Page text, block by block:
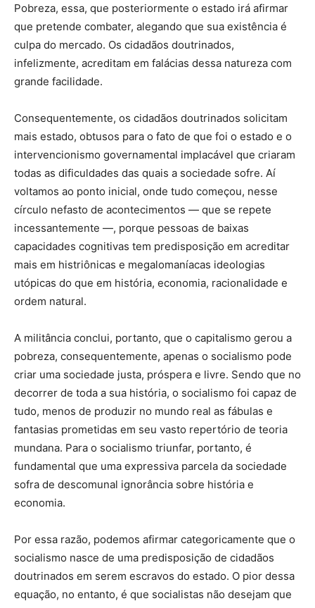
Pobreza, essa, que posteriormente o estado irá afirmar
que pretende combater, alegando que sua existência é
culpa do mercado. Os cidadãos doutrinados,
infelizmente, acreditam em falácias dessa natureza com
grande facilidade.
Consequentemente, os cidadãos doutrinados solicitam
mais estado, obtusos para o fato de que foi o estado e o
intervencionismo governamental implacável que criaram
todas as dificuldades das quais a sociedade sofre. Aí
voltamos ao ponto inicial, onde tudo começou, nesse
círculo nefasto de acontecimentos — que se repete
incessantemente —, porque pessoas de baixas
capacidades cognitivas tem predisposição em acreditar
mais em histriônicas e megalomaníacas ideologias
utópicas do que em história, economia, racionalidade e
ordem natural.
A militância conclui, portanto, que o capitalismo gerou a
pobreza, consequentemente, apenas o socialismo pode
criar uma sociedade justa, próspera e livre. Sendo que no
decorrer de toda a sua história, o socialismo foi capaz de
tudo, menos de produzir no mundo real as fábulas e
fantasias prometidas em seu vasto repertório de teoria
mundana. Para o socialismo triunfar, portanto, é
fundamental que uma expressiva parcela da sociedade
sofra de descomunal ignorância sobre história e
economia.
Por essa razão, podemos afirmar categoricamente que o
socialismo nasce de uma predisposição de cidadãos
doutrinados em serem escravos do estado. O pior dessa
equação, no entanto, é que socialistas não desejam que